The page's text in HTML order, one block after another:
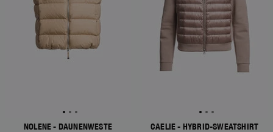
NOLENE - DAUNENWESTE CAELIE - HYBRID-SWEATSHIRT